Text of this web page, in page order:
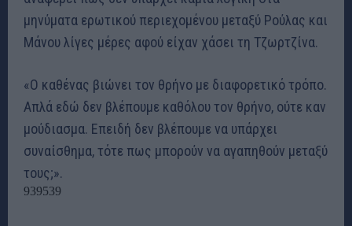
μηνύματα ερωτικού περιεχομένου μεταξύ Ρούλας και
Μάνου λίγες μέρες αφού είχαν χάσει τη Τζωρτζίνα.
«Ο καθένας βιώνει τον θρήνο με διαφορετικό τρόπο.
Απλά εδώ δεν βλέπουμε καθόλου τον θρήνο, ούτε καν
μούδιασμα. Επειδή δεν βλέπουμε να υπάρχει
συναίσθημα, τότε πως μπορούν να αγαπηθούν μεταξύ
τους;».